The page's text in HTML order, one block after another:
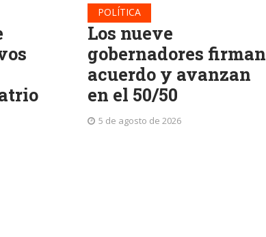
POLÍTICA
Los nueve
gobernadores firman
acuerdo y avanzan
en el 50/50
5 de agosto de 2026